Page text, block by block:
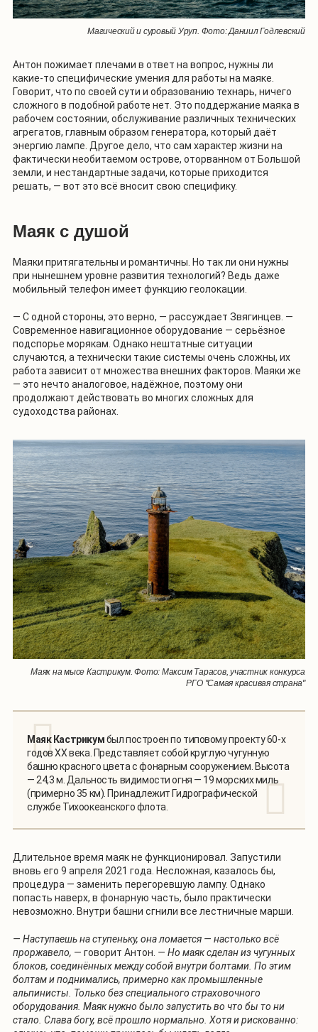
Магический и суровый Уруп. Фото: Даниил Годлевский
Антон пожимает плечами в ответ на вопрос, нужны ли
какие-то специфические умения для работы на маяке.
Говорит, что по своей сути и образованию технарь, ничего
сложного в подобной работе нет. Это поддержание маяка в
рабочем состоянии, обслуживание различных технических
агрегатов, главным образом генератора, который даёт
энергию лампе. Другое дело, что сам характер жизни на
фактически необитаемом острове, оторванном от Большой
земли, и нестандартные задачи, которые приходится
решать, — вот это всё вносит свою специфику.
Маяк с душой
Маяки притягательны и романтичны. Но так ли они нужны
при нынешнем уровне развития технологий? Ведь даже
мобильный телефон имеет функцию геолокации.
— С одной стороны, это верно, — рассуждает Звягинцев. —
Современное навигационное оборудование — серьёзное
подспорье морякам. Однако нештатные ситуации
случаются, а технически такие системы очень сложны, их
работа зависит от множества внешних факторов. Маяки же
— это нечто аналоговое, надёжное, поэтому они
продолжают действовать во многих сложных для
судоходства районах.
Маяк на мысе Кастрикум. Фото: Максим Тарасов, участник конкурса
РГО "Самая красивая страна"
Маяк Кастрикумбыл построен по типовому проекту 60-х
годов XX века. Представляет собой круглую чугунную
башню красного цвета с фонарным сооружением. Высота
— 24,3 м. Дальность видимости огня — 19 морских миль
(примерно 35 км). Принадлежит Гидрографической
службе Тихоокеанского флота.
Длительное время маяк не функционировал. Запустили
вновь его 9 апреля 2021 года. Несложная, казалось бы,
процедура — заменить перегоревшую лампу. Однако
попасть наверх, в фонарную часть, было практически
невозможно. Внутри башни сгнили все лестничные марши.
— Наступаешь на ступеньку, она ломается — настолько всё
проржавело, — говорит Антон. — Но маяк сделан из чугунных
блоков, соединённых между собой внутри болтами. По этим
болтам и поднимались, примерно как промышленные
альпинисты. Только без специального страховочного
оборудования. Маяк нужно было запустить во что бы то ни
стало. Слава богу, всё прошло нормально. Хотя и рискованно: